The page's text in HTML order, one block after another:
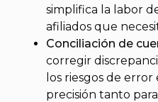
simplifica la labor
afiliados que
Conciliación de
corregir
los riesgos de
precisión tanto